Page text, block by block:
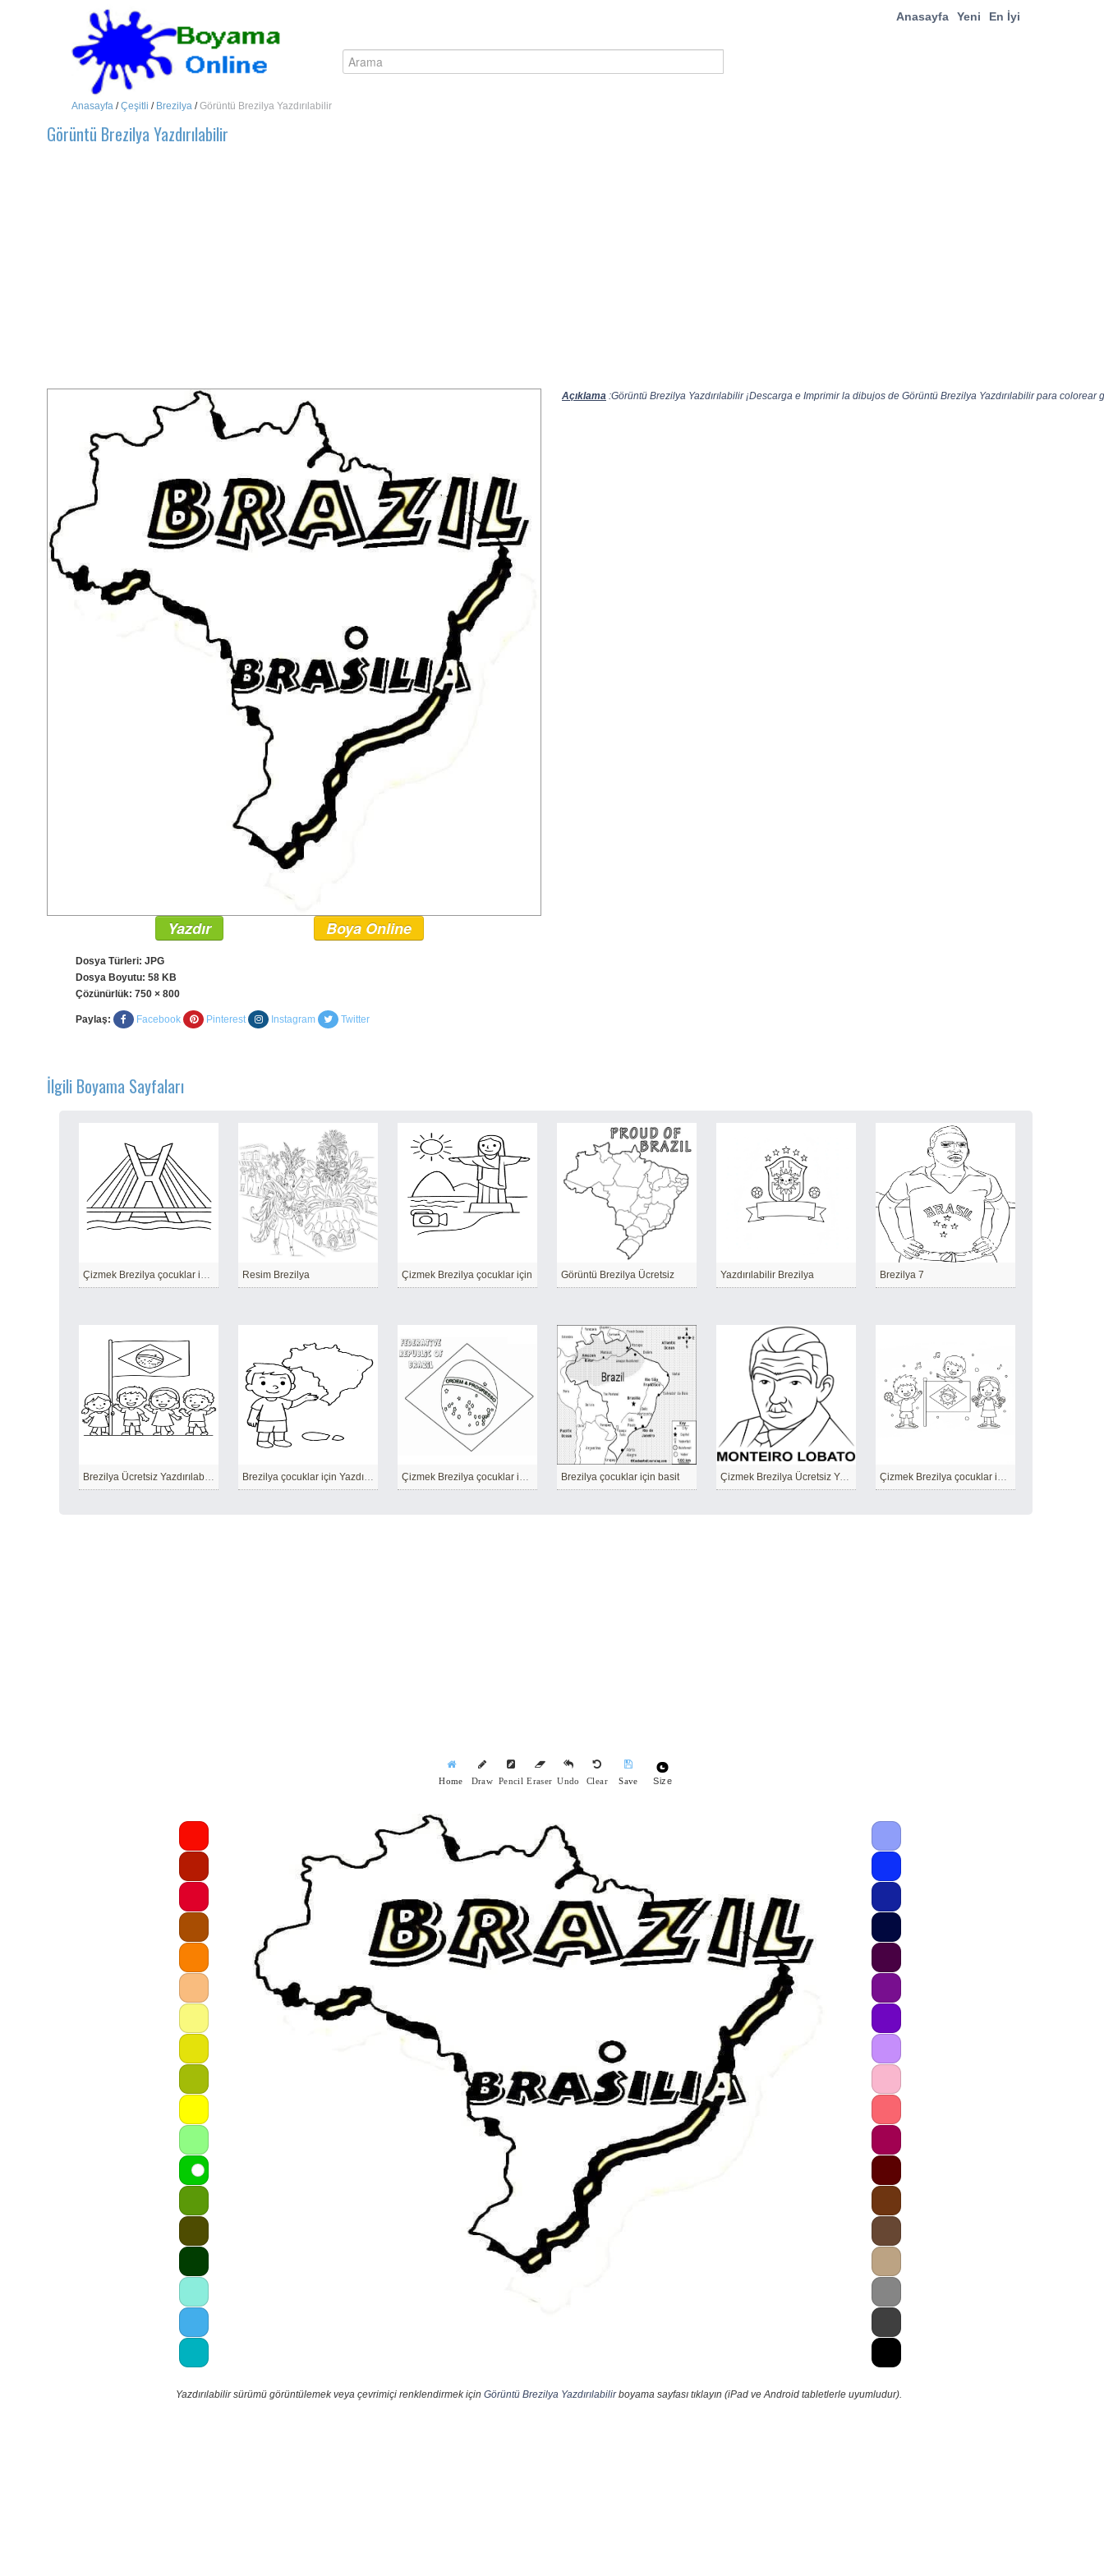
Anasayfa Yeni En İyi
Anasayfa /Çeşitli / Brezilya /Görüntü Brezilya Yazdırılabilir
Görüntü Brezilya Yazdırılabilir
Açıklama :Görüntü Brezilya Yazdırılabilir ¡Descarga e Imprimir la dibujos de Görüntü Brezilya Yazdırılabilir para colorear
Yazdır Boya Online
Dosya Türleri: JPG
Dosya Boyutu: 58 KB
Çözünürlük: 750 × 800
Paylaş: Facebook Pinterest Instagram Twitter
İlgili Boyama Sayfaları
Çizmek Brezilya çocuklar için temel Resim Brezilya Çizmek Brezilya çocuklar için Görüntü Brezilya Ücretsiz Yazdırılabilir Brezilya Brezilya 7
Brezilya Ücretsiz Yazdırılabilir Brezilya çocuklar için Yazdırılabilir Çizmek Brezilya çocuklar için basit Brezilya çocuklar için basit Çizmek Brezilya Ücretsiz Yazdırılabilir Çizmek Brezilya çocuklar için Ücretsiz
Home Draw Pencil Eraser Undo Clear Save Size
Yazdırılabilir sürümü görüntülemek veya çevrimiçi renklendirmek için Görüntü Brezilya Yazdırılabilirboyama sayfası tıklayın (iPad ve Android tabletlerle uyumludur).